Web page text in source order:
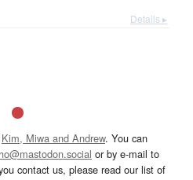
Details ▸
Kim, Miwa and Andrew. You can
or by e-mail to
contact us, please read our list of